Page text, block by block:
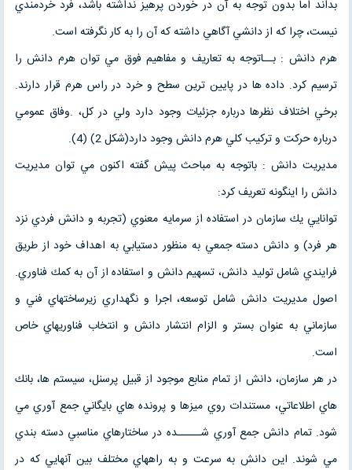
بداند اما بدون توجه به آن در خوردن پرهيز نداشته باشد، فرد خردمندي
نيست، چرا كه از دانشي آگاهي داشته كه آن را به كار نگرفته است.
هرم دانش : بــاتوجه به تعاريف و مفاهيم فوق مي توان هرم دانش را
ترسيم كرد. داده ها در پايين ترين سطح و خرد در راس هرم قرار دارند.
برخي اختلاف نظرها درباره جزئيات وجود دارد ولي در كل، .وفاق عمومي
درباره حركت و تركيب كلي هرم دانش وجود دارد(شكل 2) (4).
مديريت دانش : باتوجه به مباحث پيش گفته اكنون مي توان مديريت
دانش را اينگونه تعريف كرد:
توانايي يك سازمان در استفاده از سرمايه معنوي (تجربه و دانش فردي نزد
هر فرد) و دانش دسته جمعي به منظور دستيابي به اهداف خود از طريق
فرايندي شامل توليد دانش، تسهيم دانش و استفاده از آن به كمك فناوري.
اصول مديريت دانش شامل توسعه، اجرا و نگهداري زيرساختهاي فني و
سازماني به عنوان بستر و الزام انتشار دانش و انتخاب فناوريهاي خاص
است.
در هر سازمان، دانش از تمام منابع موجود از قبيل پرسنل، سيستم ها، بانك
هاي اطلاعاتي، مستندات روي ميزها و پرونده هاي بايگاني جمع آوري مي
شود. تمام دانش جمع آوري شـــــده در ساختارهاي مناسبي دسته بندي
مي شوند. اين دانش به سرعت و به راههاي مختلف بين آنهايي كه در